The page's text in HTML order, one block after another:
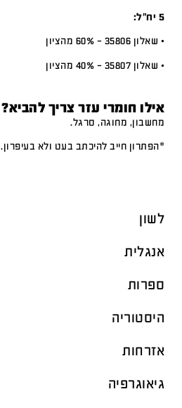
5 יח”ל:
• שאלון 35806 – 60% מהציון
• שאלון 35807 – 40% מהציון
אילו חומרי עזר צריך להביא?
מחשבון, מחוגה, סרגל.
*הפתרון חייב להיכתב בעט ולא בעיפרון.
לשון
אנגלית
ספרות
היסטוריה
אזרחות
גיאוגרפיה